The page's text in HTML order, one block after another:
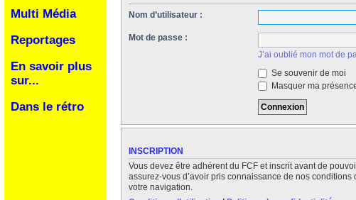
Multi Média
Reportages
En savoir plus
sur...
Dans le rétro
Nom d’utilisateur :
Mot de passe :
J’ai oublié mon mot de
Se souvenir de moi
Masquer ma
INSCRIPTION
Vous devez être adhérent du FCF et inscrit avant de
assurez-vous d’avoir pris connaissance de nos
votre navigation.